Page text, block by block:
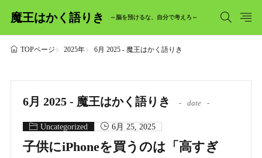
魔王はかく語りき ～脳を預けるな、自分で考えろ～
TOPページ 2025年 6月 2025 - 魔王はかく語りき
6月 2025 - 魔王はかく語りき date
Uncategorized 6月 25, 2025
子供にiPhoneを買うのは「高すぎ